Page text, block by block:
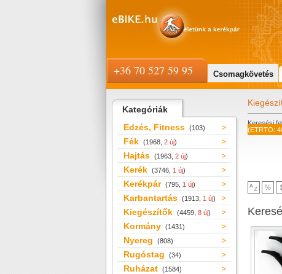
Kategóriák
Edzés, Fitness (103)
Fék (1968, 2 új)
Hajtás (1963, 2 új)
Kerék (3746, 1 új)
Kerékpár (795, 1 új)
Karbantartás (1913, 1 új)
Kiegészítők (4459, 8 új)
Kormány (1431)
Nyereg (808)
Rugóstag (34)
Ruházat (1584)
Keresési
(ETRTO:
+36 70 527 59 95 Csomagkövetés